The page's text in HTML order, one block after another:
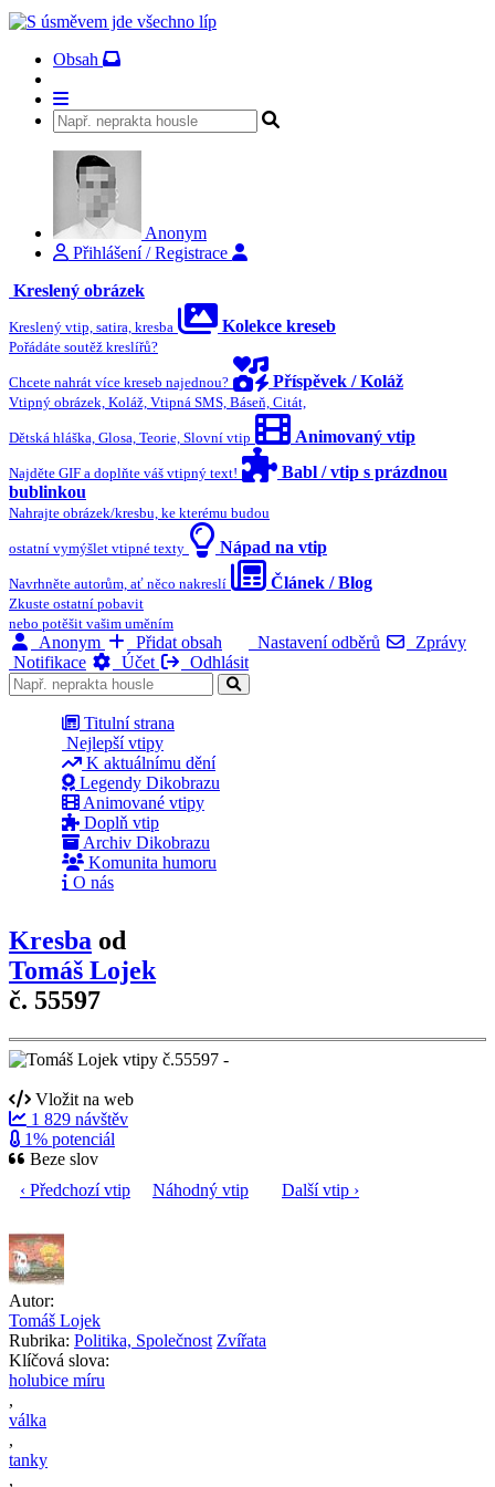
Obsah
Anonym
Přihlášení / Registrace
Kreslený obrázek
Kreslený vtip, satira, kresba Kolekce kreseb
Pořádáte soutěž kreslířů?
Chcete nahrát více kreseb najednou? Příspěvek / Koláž
Vtipný obrázek, Koláž, Vtipná SMS, Báseň, Citát,
Dětská hláška, Glosa, Teorie, Slovní vtip Animovaný vtip
Najděte GIF a doplňte váš vtipný text!
Babl / vtip s prázdnou
bublinkou
Nahrajte obrázek/kresbu, ke kterému budou
ostatní vymýšlet vtipné texty Nápad na vtip
Navrhněte autorům, ať něco nakreslí Článek / Blog
Zkuste ostatní pobavit
nebo potěšit vašim uměním
Anonym Přidat obsah Nastavení odběrů
Zprávy
Notifikace
Účet Odhlásit
Titulní strana
Nejlepší vtipy
K aktuálnímu dění
Legendy Dikobrazu
Animované vtipy
Doplň vtip
Archiv Dikobrazu
Komunita humoru
O nás
Kresba od
Tomáš Lojek
č. 55597
Vložit na web
1 829 návštěv
1% potenciál
Beze slov
‹ Předchozí vtip
Náhodný vtip Další vtip ›
Autor:
Tomáš Lojek
Rubrika: Politika, Společnost Zvířata
Klíčová slova:
holubice míru
,
válka
,
tanky
,